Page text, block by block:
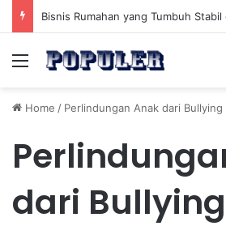
Menu
Home / Perlindungan Anak dari Bullying
dari Bullying